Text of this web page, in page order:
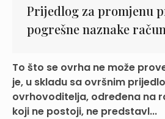
Prijedlog za promjenu
pogrešne naznake
To što se ovrha ne može
je, u skladu sa ovršnim
ovrhovoditelja, određena na
koji ne postoji, ne predstavl...